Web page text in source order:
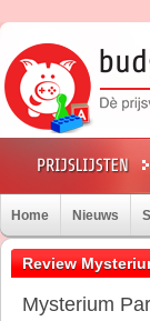
Home Nieuws
Review
Mysterium